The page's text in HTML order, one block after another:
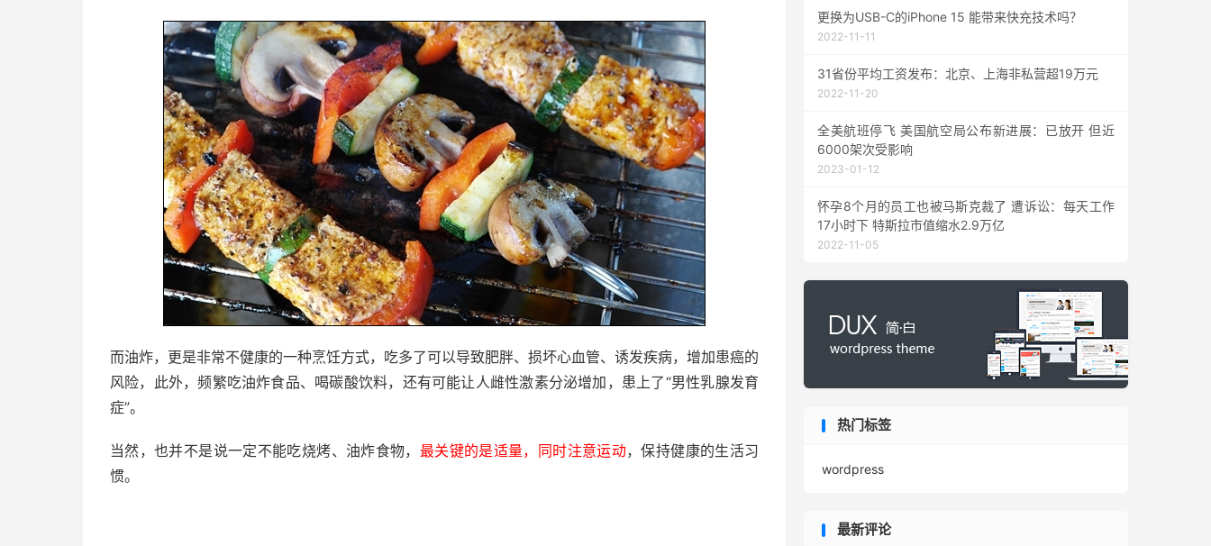
而油炸，更是非常不健康的一种烹饪方式，吃多了可以导致肥胖、损坏心血管、诱发疾病，增加患癌的
风险，此外，频繁吃油炸食品、喝碳酸饮料，还有可能让人雌性激素分泌增加，患上了“男性乳腺发育
症”。
当然，也并不是说一定不能吃烧烤、油炸食物， 最关键的是适量，同时注意运动，保持健康的生活习
惯。
更换为USB-C的iPhone 15 能带来快充技术吗？
2022-11-11
31省份平均工资发布：北京、上海非私营超19万元
2022-11-20
全美航班停飞 美国航空局公布新进展：已放开 但近
6000架次受影响
2023-01-12
怀孕8个月的员工也被马斯克裁了 遭诉讼：每天工作
17小时下 特斯拉市值缩水2.9万亿
2022-11-05
热门标签
wordpress
最新评论